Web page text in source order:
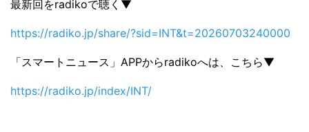
最新回をradikoで聴く▼
https://radiko.jp/share/?sid=INT&t=20260703240000
「スマートニュース」APPからradikoへは、こちら▼
https://radiko.jp/index/INT/